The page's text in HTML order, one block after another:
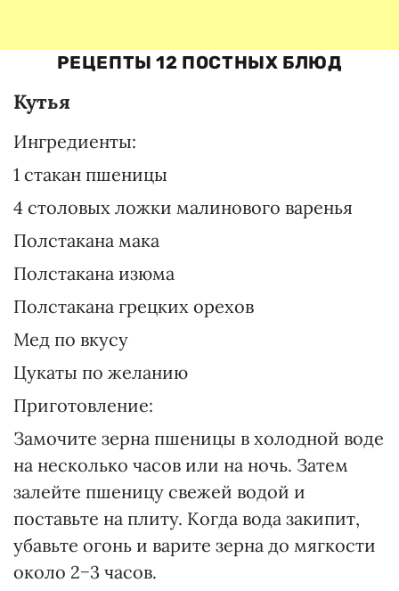
РЕЦЕПТЫ 12 ПОСТНЫХ БЛЮД
Кутья
Ингредиенты:
1 стакан пшеницы
4 столовых ложки малинового варенья
Полстакана мака
Полстакана изюма
Полстакана грецких орехов
Мед по вкусу
Цукаты по желанию
Приготовление:
Замочите зерна пшеницы в холодной воде
на несколько часов или на ночь. Затем
залейте пшеницу свежей водой и
поставьте на плиту. Когда вода закипит,
убавьте огонь и варите зерна до мягкости
около 2−3 часов.